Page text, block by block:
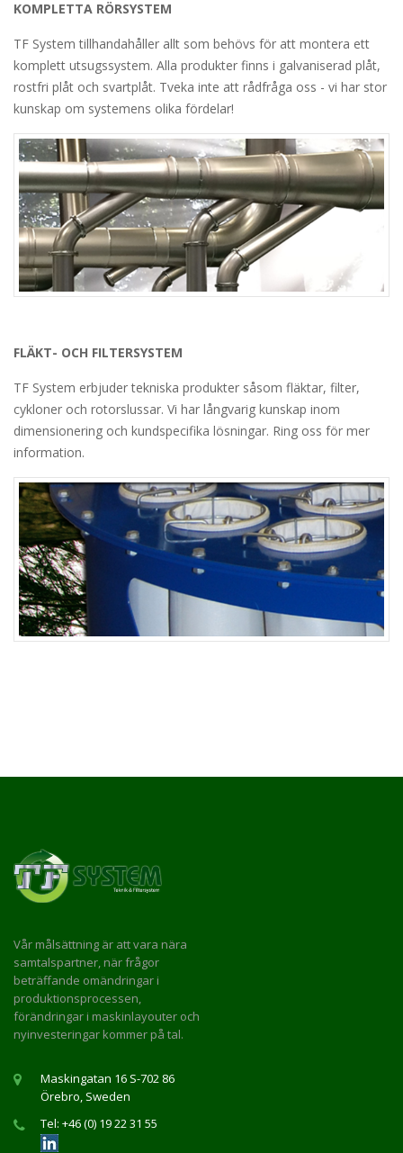
KOMPLETTA RÖRSYSTEM
TF System tillhandahåller allt som behövs för att montera ett
komplett utsugssystem. Alla produkter finns i galvaniserad plåt,
rostfri plåt och svartplåt. Tveka inte att rådfråga oss - vi har stor
kunskap om systemens olika fördelar!
FLÄKT- OCH FILTERSYSTEM
TF System erbjuder tekniska produkter såsom fläktar, filter,
cykloner och rotorslussar. Vi har långvarig kunskap inom
dimensionering och kundspecifika lösningar. Ring oss för mer
information.
Vår målsättning är att vara nära
samtalspartner, när frågor
beträffande omändringar i
produktionsprocessen,
förändringar i maskinlayouter och
nyinvesteringar kommer på tal.
Maskingatan 16 S-702 86
Örebro, Sweden
Tel: +46 (0) 19 22 31 55